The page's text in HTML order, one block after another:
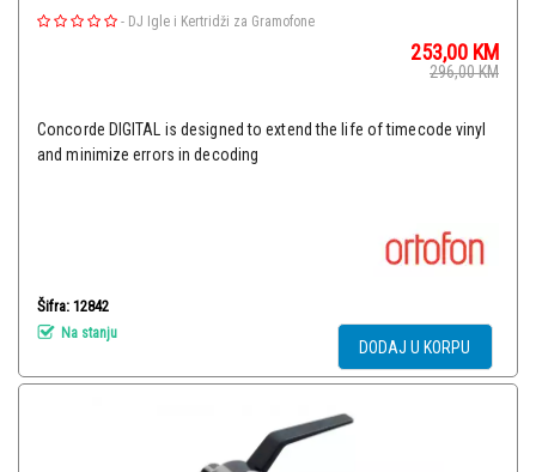
- DJ Igle i Kertridži za Gramofone
253,00 KM
296,00KM
Concorde DIGITAL is designed to extend the life of timecode vinyl
and minimize errors in decoding
Šifra: 12842
Na stanju
DODAJ U KORPU